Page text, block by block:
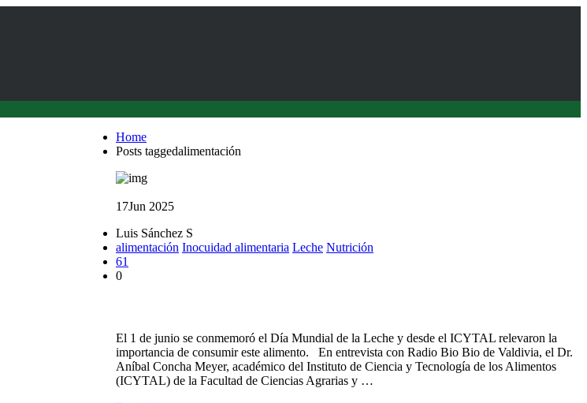
Home
Posts taggedalimentación
17Jun 2025
Luis Sánchez S
alimentación Inocuidad alimentaria Leche Nutrición
61
0
El 1 de junio se conmemoró el Día Mundial de la Leche y desde el ICYTAL relevaron la
importancia de consumir este alimento. En entrevista con Radio Bio Bio de Valdivia, el Dr.
Aníbal Concha Meyer, académico del Instituto de Ciencia y Tecnología de los Alimentos
(ICYTAL) de la Facultad de Ciencias Agrarias y …